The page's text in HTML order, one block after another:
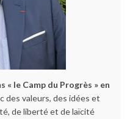
« le Camp du Progrès » en
des valeurs, des idées et
de liberté et de laïcité